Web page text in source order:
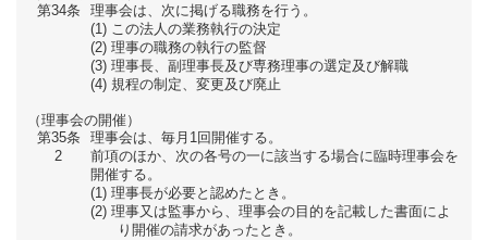
第34条
理事会は、次に掲げる職務を行う。
この法人の業務執行の決定
理事の職務の執行の監督
理事長、副理事長及び専務理事の選定及び解職
規程の制定、変更及び廃止
（理事会の開催）
第35条
理事会は、毎月1回開催する。
2
前項のほか、次の各号の一に該当する場合に臨時理事会を
開催する。
理事長が必要と認めたとき。
理事又は監事から、理事会の目的を記載した書面によ
り開催の請求があったとき。